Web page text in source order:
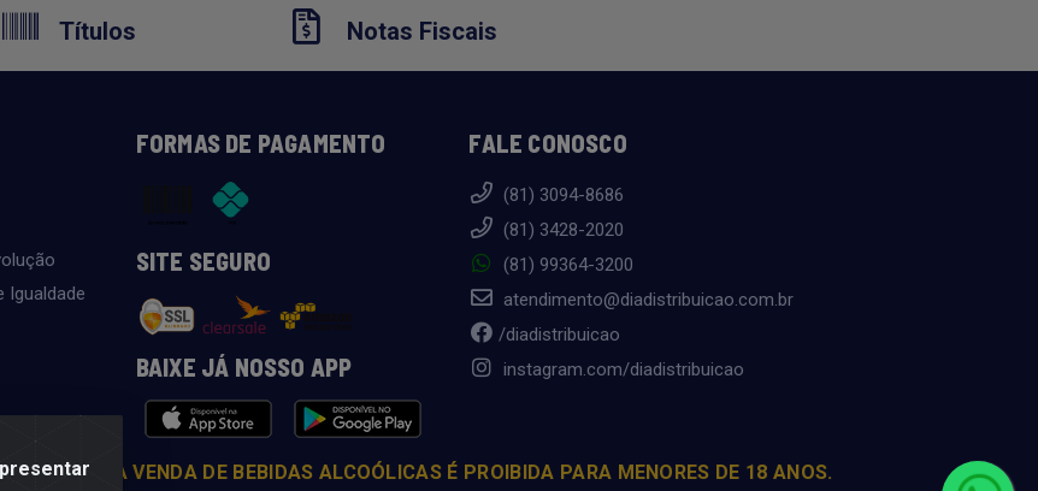
Títulos Notas Fiscais
Igualdade
FORMAS DE PAGAMENTO
SITE SEGURO
BAIXE JÁ NOSSO APP
FALE CONOSCO
(81) 3094-8686
(81) 3428-2020
(81) 99364-3200
atendimento@diadistribuicao.com.br
/diadistribuicao
instagram.com/diadistribuicao
A VENDA DE BEBIDAS ALCOÓLICAS É PROIBIDA PARA MENORES DE 18 ANOS.